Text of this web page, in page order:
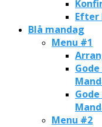
Efter
Blå mandag
Menu #1
Menu #2